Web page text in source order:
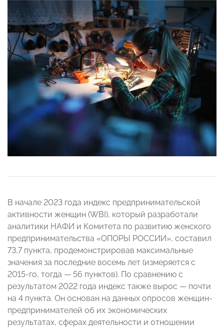
В начале 2023 года индекс предпринимательской
активности женщин (WBI), который разработали
аналитики НАФИ и Комитета по развитию женского
предпринимательства «ОПОРЫ РОССИИ», составил
73,7 пункта, продемонстрировав максимальные
значения за последние восемь лет (измеряется с
2015-го, тогда — 56 пунктов). По сравнению с
результатом 2022 года индекс также вырос — почти
на 4 пункта. Он основан на данных опросов женщин-
предпринимателей об их экономических
результатах, сферах деятельности и отношении